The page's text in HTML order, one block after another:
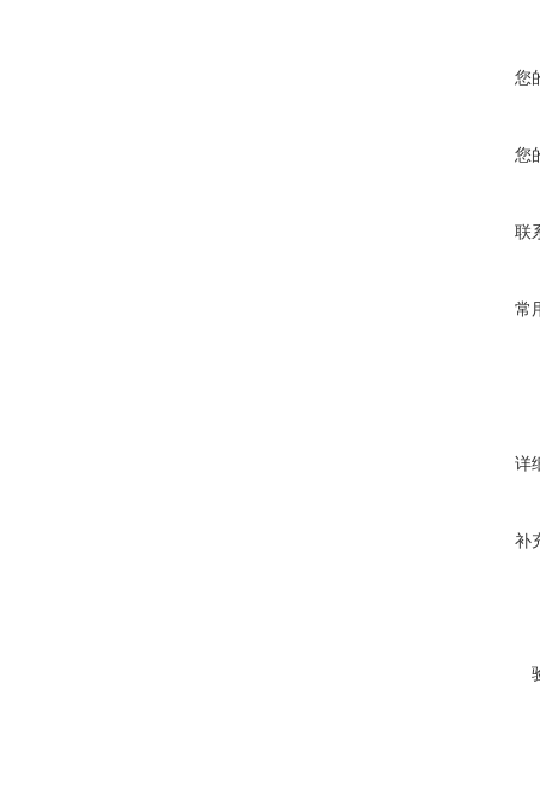
您
您
联
常
详
补